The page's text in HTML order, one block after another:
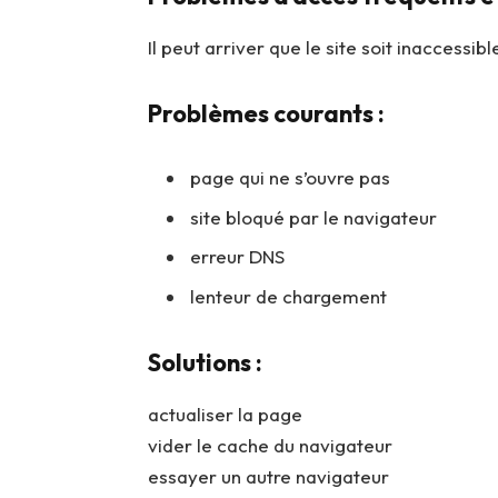
Il peut arriver que le site soit
Problèmes courants :
page qui ne s’ouvre pas
site bloqué par le navigateur
erreur DNS
lenteur de chargement
Solutions :
actualiser la page
vider le cache du navigateur
essayer un autre navigateur